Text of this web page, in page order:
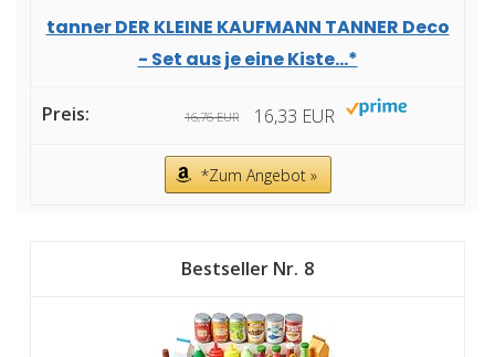
tanner DER KLEINE KAUFMANN TANNER Deco
- Set aus je eine Kiste...*
16,76 EUR 16,33 EUR
*Zum Angebot »
8